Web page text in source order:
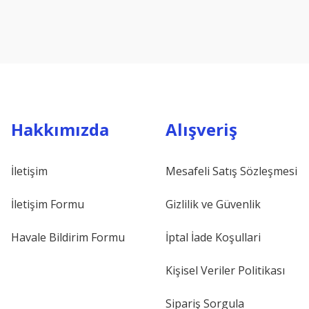
Hakkımızda
İletişim
İletişim Formu
Havale Bildirim Formu
Alışveriş
Mesafeli Satış Sözleşmesi
Gizlilik ve Güvenlik
İptal İade Koşullari
Kişisel Veriler Politikası
Sipariş Sorgula